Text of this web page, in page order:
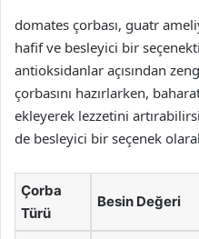
domates çorbası, guatr
hafif ve besleyici bir
antioksidanlar açısından
çorbasını hazırlarken,
ekleyerek lezzetini
de besleyici bir seçenek
Çorba
Türü
Besin Değeri